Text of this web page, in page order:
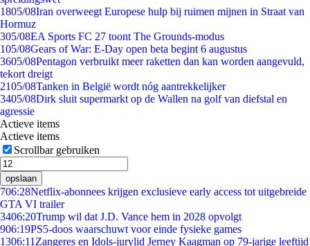
1805/08Iran overweegt Europese hulp bij ruimen mijnen in Straat van
Hormuz
305/08EA Sports FC 27 toont The Grounds-modus
105/08Gears of War: E-Day open beta begint 6 augustus
3605/08Pentagon verbruikt meer raketten dan kan worden aangevuld,
tekort dreigt
2105/08Tanken in België wordt nóg aantrekkelijker
3405/08Dirk sluit supermarkt op de Wallen na golf van diefstal en
agressie
Actieve items
Actieve items
Scrollbar gebruiken
opslaan
706:28Netflix-abonnees krijgen exclusieve early access tot uitgebreide
GTA VI trailer
3406:20Trump wil dat J.D. Vance hem in 2028 opvolgt
906:19PS5-doos waarschuwt voor einde fysieke games
1306:11 Zangeres en Idols-jurylid Jerney Kaagman op 79-jarige leeftijd